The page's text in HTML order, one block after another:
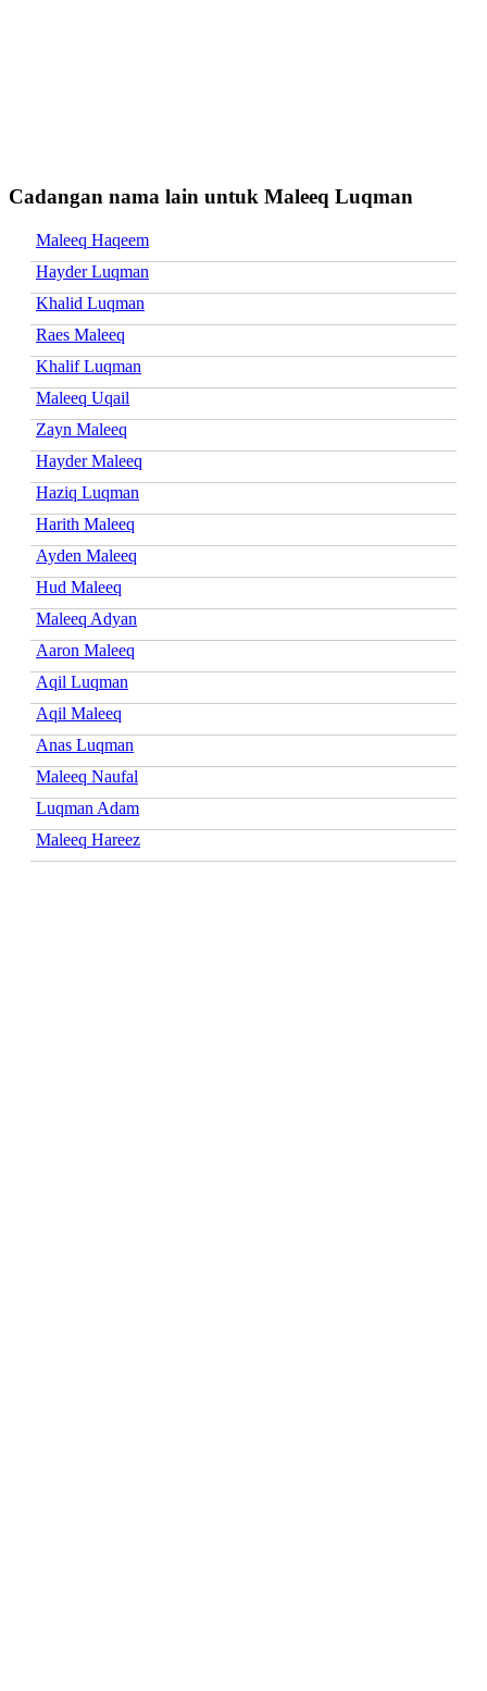
Cadangan nama lain untuk Maleeq Luqman
Maleeq Haqeem
Hayder Luqman
Khalid Luqman
Raes Maleeq
Khalif Luqman
Maleeq Uqail
Zayn Maleeq
Hayder Maleeq
Haziq Luqman
Harith Maleeq
Ayden Maleeq
Hud Maleeq
Maleeq Adyan
Aaron Maleeq
Aqil Luqman
Aqil Maleeq
Anas Luqman
Maleeq Naufal
Luqman Adam
Maleeq Hareez